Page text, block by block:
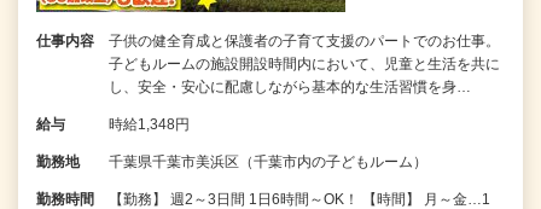
仕事内容
子供の健全育成と保護者の子育て支援のパートでのお仕事。
子どもルームの施設開設時間内において、児童と生活を共に
し、安全・安心に配慮しながら基本的な生活習慣を身…
給与 時給1,348円
勤務地 千葉県千葉市美浜区（千葉市内の子どもルーム）
勤務時間
【勤務】 週2～3日間 1日6時間～OK！ 【時間】 月～金…1